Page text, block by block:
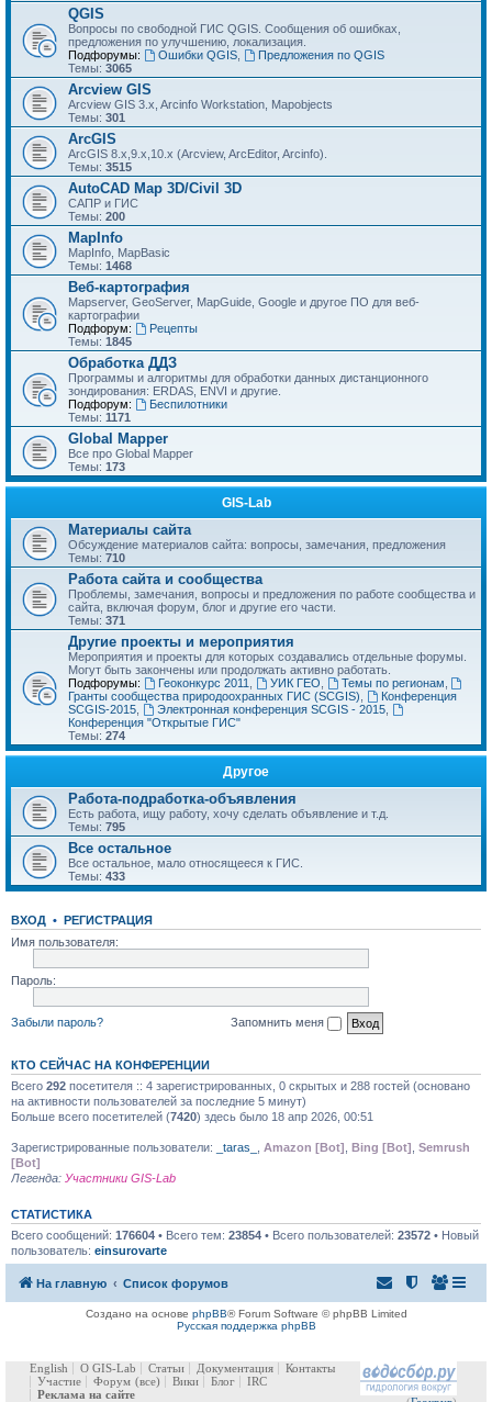
QGIS
Вопросы по свободной ГИС QGIS. Сообщения об ошибках,
предложения по улучшению, локализация.
Подфорумы:
Ошибки QGIS,
Предложения по QGIS
Темы: 3065
Arcview GIS
Arcview GIS 3.x, Arcinfo Workstation, Mapobjects
Темы: 301
ArcGIS
ArcGIS 8.x,9.x,10.x (Arcview, ArcEditor, Arcinfo).
Темы: 3515
AutoCAD Map 3D/Civil 3D
САПР и ГИС
Темы: 200
MapInfo
MapInfo, MapBasic
Темы: 1468
Веб-картография
Mapserver, GeoServer, MapGuide, Google и другое ПО для веб-
картографии
Подфорум:
Рецепты
Темы: 1845
Обработка ДДЗ
Программы и алгоритмы для обработки данных дистанционного
зондирования: ERDAS, ENVI и другие.
Подфорум:
Беспилотники
Темы: 1171
Global Mapper
Все про Global Mapper
Темы: 173
GIS-Lab
Материалы сайта
Обсуждение материалов сайта: вопросы, замечания, предложения
Темы: 710
Работа сайта и сообщества
Проблемы, замечания, вопросы и предложения по работе сообщества и
сайта, включая форум, блог и другие его части.
Темы: 371
Другие проекты и мероприятия
Мероприятия и проекты для которых создавались отдельные форумы.
Могут быть закончены или продолжать активно работать.
Подфорумы:
Геоконкурс 2011 УИК ГЕО Темы по регионам
Гранты сообщества природоохранных ГИС (SCGIS)
Конференция
SCGIS-2015
Электронная конференция SCGIS - 2015,
Конференция "Открытые ГИС"
Темы: 274
Другое
Работа-подработка-объявления
Есть работа, ищу работу, хочу сделать объявление и т.д.
Темы: 795
Все остальное
Все остальное, мало относящееся к ГИС.
Темы: 433
ВХОД • РЕГИСТРАЦИЯ
Имя пользователя:
Пароль:
Забыли пароль? Запомнить меня
КТО СЕЙЧАС НА КОНФЕРЕНЦИИ
Всего 292 посетителя :: 4 зарегистрированных, 0 скрытых и 288 гостей (основано
на активности пользователей за последние 5 минут)
Больше всего посетителей (7420) здесь было 18 апр 2026, 00:51
Зарегистрированные пользователи: _taras_ Amazon [Bot] Bing [Bot] Semrush
[Bot]
Легенда: Участники GIS-Lab
СТАТИСТИКА
Всего сообщений: 176604 • Всего тем: 23854 • Всего пользователей: 23572 • Новый
пользователь: einsurovarte
На главную Список форумов
Создано на основе phpBB® Forum Software © phpBB Limited
Русская поддержка phpBB
English О GIS-Lab Статьи Документация
Контакты
Участие
Форум (все) Вики Блог
IRC
Реклама на сайте